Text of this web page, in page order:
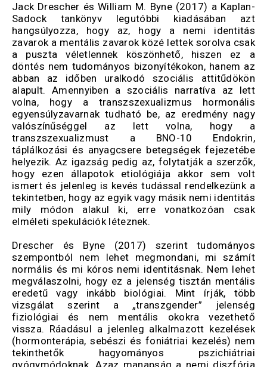
Jack Drescher és William M. Byne (2017) a Kaplan-
Sadock tankönyv legutóbbi kiadásában azt
hangsúlyozza, hogy az, hogy a nemi identitás
zavarok a mentális zavarok közé lettek sorolva csak
a puszta véletlennek köszönhető, hiszen ez a
döntés nem tudományos bizonyítékokon, hanem az
abban az időben uralkodó szociális attitűdökön
alapult. Amennyiben a szociális narratíva az lett
volna, hogy a transzszexualizmus hormonális
egyensúlyzavarnak tudható be, az eredmény nagy
valószínűséggel az lett volna, hogy a
transzszexualizmust a BNO-10 Endokrin,
táplálkozási és anyagcsere betegségek fejezetébe
helyezik. Az igazság pedig az, folytatják a szerzők,
hogy ezen állapotok etiológiája akkor sem volt
ismert és jelenleg is kevés tudással rendelkezünk a
tekintetben, hogy az egyik vagy másik nemi identitás
mily módon alakul ki, erre vonatkozóan csak
elméleti spekulációk léteznek.
Drescher és Byne (2017) szerint tudományos
szempontból nem lehet megmondani, mi számít
normális és mi kóros nemi identitásnak. Nem lehet
megválaszolni, hogy ez a jelenség tisztán mentális
eredetű vagy inkább biológiai. Mint írják, több
vizsgálat szerint a „transzgender” jelenség
fiziológiai és nem mentális okokra vezethető
vissza. Ráadásul a jelenleg alkalmazott kezelések
(hormonterápia, sebészi és foniátriai kezelés) nem
tekinthetők hagyományos pszichiátriai
gyógymódoknak. Azaz manapság a nemi diszfória